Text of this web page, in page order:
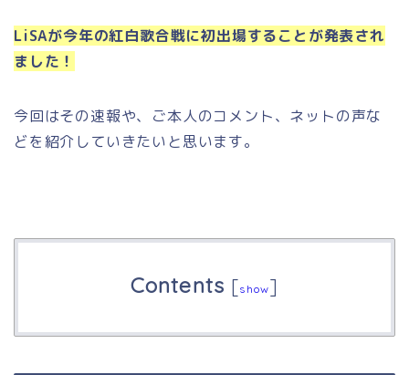
LiSAが今年の紅白歌合戦に初出場することが発表され
ました！
今回はその速報や、ご本人のコメント、ネットの声な
どを紹介していきたいと思います。
Contents [show]